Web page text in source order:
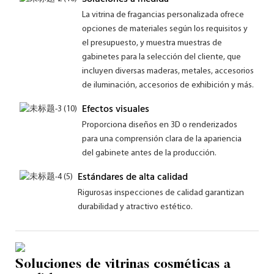
La vitrina de fragancias personalizada ofrece
opciones de materiales según los requisitos y
el presupuesto, y muestra muestras de
gabinetes para la selección del cliente, que
incluyen diversas maderas, metales, accesorios
de iluminación, accesorios de exhibición y más.
Efectos visuales
Proporciona diseños en 3D o renderizados
para una comprensión clara de la apariencia
del gabinete antes de la producción.
Estándares de alta calidad
Rigurosas inspecciones de calidad garantizan
durabilidad y atractivo estético.
Soluciones de vitrinas cosméticas a